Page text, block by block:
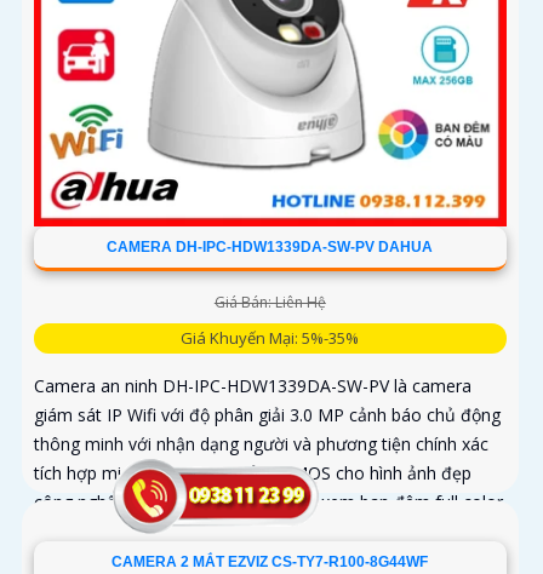
CAMERA DH-IPC-HDW1339DA-SW-PV DAHUA
Giá Bán: Liên Hệ
Giá Khuyến Mại: 5%-35%
Camera an ninh DH-IPC-HDW1339DA-SW-PV là camera
giám sát IP Wifi với độ phân giải 3.0 MP cảnh báo chủ động
thông minh với nhận dạng người và phương tiện chính xác
tích hợp micro và loa chip xử lý CMOS cho hình ảnh đẹp
công nghệ đèn trợ sáng thông minh xem ban đêm full color
30m, phù hợp lắp đặt cho gia đình, văn phòng, cửa hàng,
CAMERA 2 MẮT EZVIZ CS-TY7-R100-8G44WF